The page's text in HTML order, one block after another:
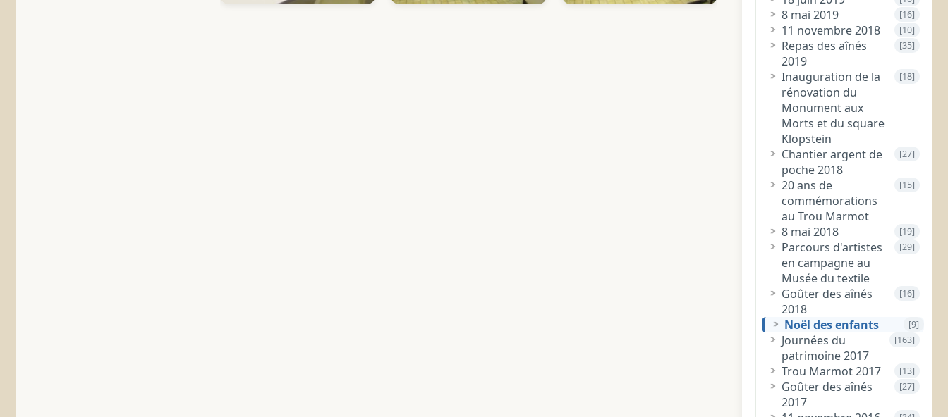
8 mai 2019 [16]
11 novembre 2018 [10]
Repas des aînés
2019
[35]
Inauguration de la
rénovation du
Monument aux
Morts et du square
Klopstein
[18]
Chantier argent de
poche 2018
[27]
20 ans de
commémorations
au Trou Marmot
[15]
8 mai 2018 [19]
Parcours d'artistes
en campagne au
Musée du textile
[29]
Goûter des aînés
2018
[16]
Noël des enfants [9]
Journées du
patrimoine 2017
[163]
Trou Marmot 2017 [13]
Goûter des aînés
2017
[27]